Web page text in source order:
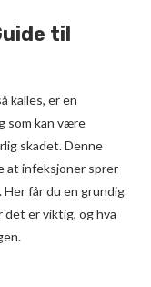
til
kalles, er en
som kan være
skadet. Denne
at infeksjoner sprer
Her får du en grundig
er viktig, og hva